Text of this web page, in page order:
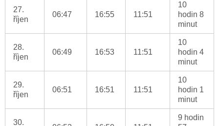
27.
říjen
06:47 16:55 11:51
10
hodin 8
minut
28.
říjen
06:49 16:53 11:51
10
hodin 4
minut
29.
říjen
06:51 16:51 11:51
10
hodin 1
minut
30.
9 hodin